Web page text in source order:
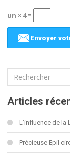
un × 4 =
Articles
L’influence de la
Précieuse Epil